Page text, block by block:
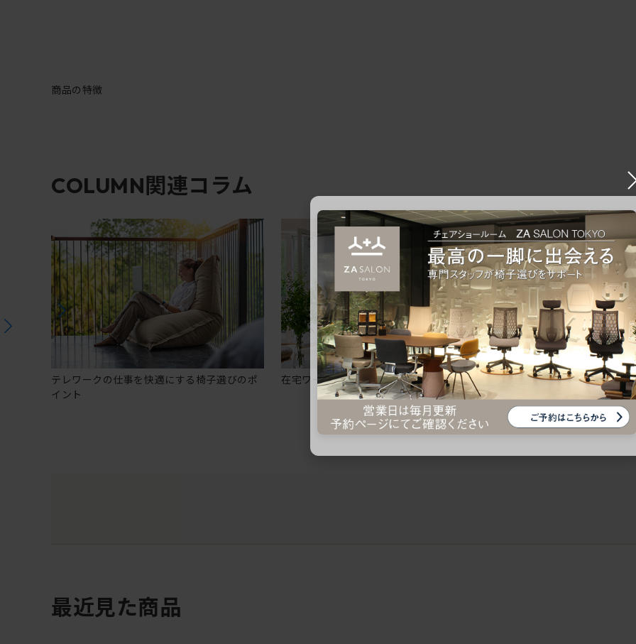
商品の特徴
COLUMN関連コラム
テレワークの仕事を快適にする椅子選びのポ
イント
在宅ワークにおすすめのオフィスチェア5選
椅子に座っているのに疲
疲れにくいチェアの選び方
最近見た商品